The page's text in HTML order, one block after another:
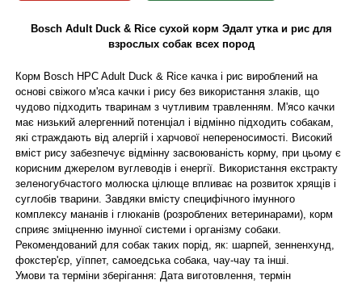
Bosch Adult Duck & Rice сухой корм Эдалт утка и рис для
взрослых собак всех пород
Корм Bosch HPC Adult Duck & Rice качка і рис вироблений на
основі свіжого м'яса качки і рису без використання злаків, що
чудово підходить тваринам з чутливим травленням. М'ясо качки
має низький алергенний потенціал і відмінно підходить собакам,
які страждають від алергій і харчової непереносимості. Високий
вміст рису забезпечує відмінну засвоюваність корму, при цьому є
корисним джерелом вуглеводів і енергії. Використання екстракту
зеленогубчастого молюска цілюще впливає на розвиток хрящів і
суглобів тварини. Завдяки вмісту специфічного імунного
комплексу мананів і глюканів (розроблених ветеринарами), корм
сприяє зміцненню імунної системи і організму собаки.
Рекомендований для собак таких порід, як: шарпей, зенненхунд,
фокстер'єр, уїппет, самоедська собака, чау-чау та інші.
Умови та терміни зберігання: Дата виготовлення, термін